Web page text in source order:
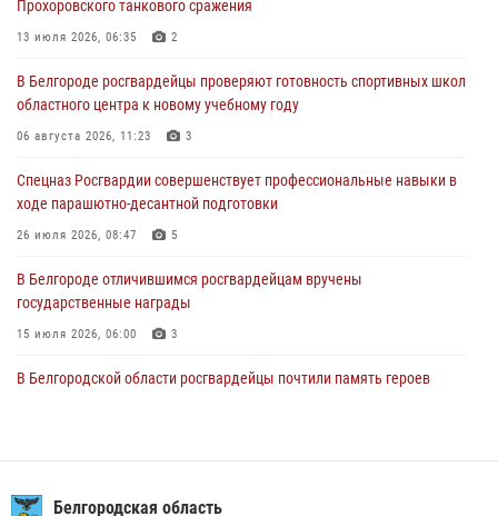
В Белгороде росгвардейцы проверяют готовность спортивных школ
областного центра к новому учебному году
Росгвардия обеспечила общественную безопасность празднования
83-й годовщины освобождения г. Белгорода от немецко -
06 августа 2026, 06:54 3
Офицеры Росгвардии и ветераны войск правопорядка почтили
05 августа 2026, 17:12 2
Прохоровского танкового сражения
13 июля 2026, 06:35 2
В Белгороде росгвардейцы проверяют готовность спортивных школ
областного центра к новому учебному году
06 августа 2026, 11:23 3
Спецназ Росгвардии совершенствует профессиональные навыки в
ходе парашютно-десантной подготовки
26 июля 2026, 08:47 5
В Белгороде отличившимся росгвардейцам вручены
государственные награды
15 июля 2026, 06:00 3
В Белгородской области росгвардейцы почтили память героев
беседу по профилактике аварийности
Белгородская область